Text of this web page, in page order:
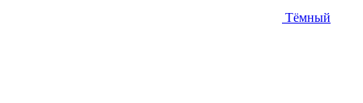
Тёмный